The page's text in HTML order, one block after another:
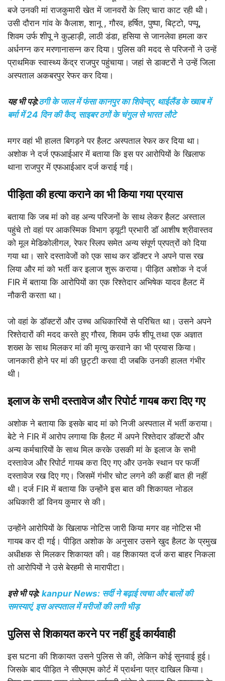
बजे उनकी मां राजकुमारी खेत में जानवरों के लिए चारा काट रही थी।
उसी दौरान गांव के कैलाश, शानू , गौरव, हर्षित, पुष्पा, बिट्टो, पप्पू,
शिवम उर्फ शीपू ने कुल्हाड़ी, लाठी डंडा, हसिया से जानलेवा हमला कर
अर्धनग्न कर मरणानासन्न कर दिया। पुलिस की मदद से परिजनों ने उन्हें
प्राथमिक स्वास्थ्य केंद्र राजपुर पहुंचाया। जहां से डाक्टरों ने उन्हें जिला
अस्पताल अकबरपुर रेफर कर दिया।
यह भी पड़े:ठगी के जाल में फंसा कानपुर का शिवेन्द्र, थाईलैंड के ख्वाब में
बर्मा में 24 दिन की कैद, साइबर ठगों के चंगुल से भारत लौटे
मगर वहां भी हालत बिगड़ने पर हैलट अस्पताल रेफर कर दिया था।
अशोक ने दर्ज एफआईआर में बताया कि इस पर आरोपियों के खिलाफ
थाना राजपुर में एफआईआर दर्ज कराई गई।
पीड़िता की हत्या कराने का भी किया गया प्रयास
बताया कि जब मां को वह अन्य परिजनों के साथ लेकर हैलट अस्ताल
पहुंचे तो वहां पर आकस्मिक विभाग ड्यूटी प्रभारी डॉ आशीष श्रीवास्तव
को मूल मेडिकोलीगल, रेफर स्लिप समेत अन्य संपूर्ण प्रपत्रों को दिया
गया था। सारे दस्तावेजों को एक साथ कर डॉक्टर ने अपने पास रख
लिया और मां को भर्ती कर इलाज शुरू कराया। पीड़ित अशोक ने दर्ज
FIR में बताया कि आरोपियों का एक रिश्तेदार अभिषेक यादव हैलट में
नौकरी करता था।
जो वहां के डॉक्टरों और उच्च अधिकारियों से परिचित था। उसने अपने
रिश्तेदारों की मदद करते हुए गौरव, शिवम उर्फ शीपू तथा एक अज्ञात
शख्स के साथ मिलकर मां की मृत्यु करवाने का भी प्रयास किया।
जानकारी होने पर मां की छुट्टी करवा दी जबकि उनकी हालत गंभीर
थी।
इलाज के सभी दस्तावेज और रिपोर्ट गायब करा दिए गए
अशोक ने बताया कि इसके बाद मां को निजी अस्पताल में भर्ती कराया।
बेटे ने FIR में आरोप लगाया कि हैलट में अपने रिश्तेदार डॉक्टरों और
अन्य कर्मचारियों के साथ मिल करके उसकी मां के इलाज के सभी
दस्तावेज और रिपोर्ट गायब करा दिए गए और उनके स्थान पर फर्जी
दस्तावेज रख दिए गए। जिसमें गंभीर चोट लगने की कहीं बात ही नहीं
थी। दर्ज FIR में बताया कि उन्होंने इस बात की शिकायत नोडल
अधिकारी डॉ विनय कुमार से की।
उन्होंने आरोपियों के खिलाफ नोटिस जारी किया मगर वह नोटिस भी
गायब कर दी गई। पीड़ित अशोक के अनुसार उसने खुद हैलट के प्रमुख
अधीक्षक से मिलकर शिकायत की। वह शिकायत दर्ज करा बाहर निकला
तो आरोपियों ने उसे बेरहमी से मारापीटा।
इसे भी पड़े: kanpur News: सर्दी ने बढ़ाई त्वचा और बालों की
समस्याएं, इस अस्पताल में मरीजों की लगी भीड़
पुलिस से शिकायत करने पर नहीं हुई कार्यवाही
इस घटना की शिकायत उसने पुलिस से की, लेकिन कोई सुनवाई हुई।
जिसके बाद पीड़ित ने सीएमएम कोर्ट में प्रार्थना पत्र दाखिल किया।